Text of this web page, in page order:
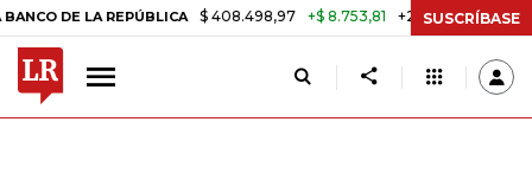
DE LA REPÚBLICA $ 408.498,97 +$ 8.753,81 +2,19% TASA DE
SUSCRÍBASE